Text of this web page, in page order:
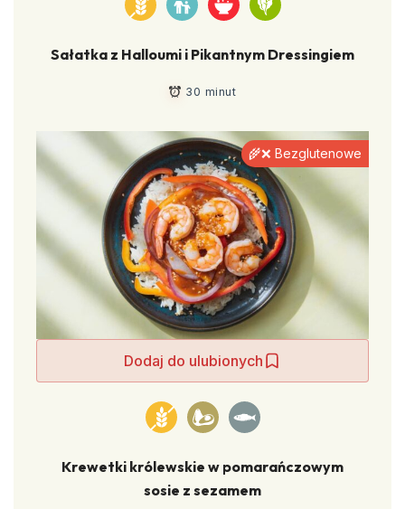
Sałatka z Halloumi i Pikantnym Dressingiem
30 minut
Dodaj do ulubionych
🌾❌ Bezglutenowe
Krewetki królewskie w pomarańczowym
sosie z sezamem